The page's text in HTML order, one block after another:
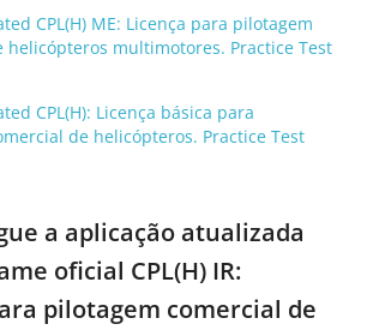
CPL(H) ME: Licença para pilotagem
helicópteros multimotores. Practice Test
CPL(H): Licença básica para
de helicópteros. Practice Test
a aplicação atualizada
oficial CPL(H) IR:
pilotagem comercial de